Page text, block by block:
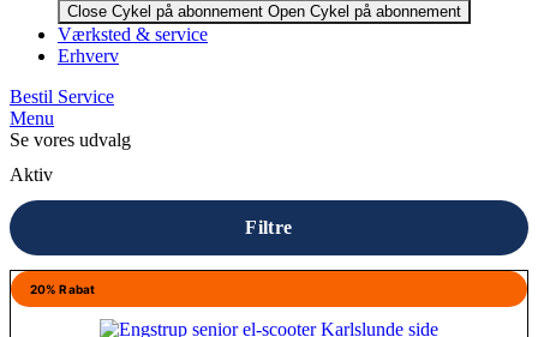
Close Cykel på abonnement Open Cykel på abonnement
Værksted & service
Erhverv
Bestil Service
Menu
Se vores udvalg
Aktiv
Filtre
20% Rabat